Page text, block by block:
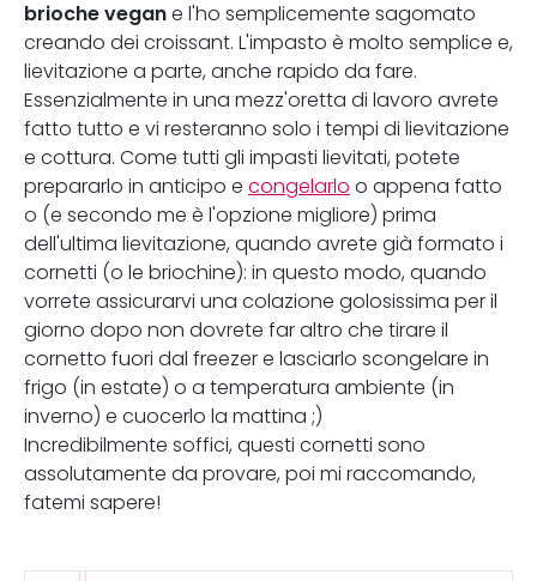
brioche vegan e l'ho semplicemente sagomato
creando dei croissant. L'impasto è molto semplice e,
lievitazione a parte, anche rapido da fare.
Essenzialmente in una mezz'oretta di lavoro avrete
fatto tutto e vi resteranno solo i tempi di lievitazione
e cottura. Come tutti gli impasti lievitati, potete
prepararlo in anticipo e congelarlo o appena fatto
o (e secondo me è l'opzione migliore) prima
dell'ultima lievitazione, quando avrete già formato i
cornetti (o le briochine): in questo modo, quando
vorrete assicurarvi una colazione golosissima per il
giorno dopo non dovrete far altro che tirare il
cornetto fuori dal freezer e lasciarlo scongelare in
frigo (in estate) o a temperatura ambiente (in
inverno) e cuocerlo la mattina ;)
Incredibilmente soffici, questi cornetti sono
assolutamente da provare, poi mi raccomando,
fatemi sapere!